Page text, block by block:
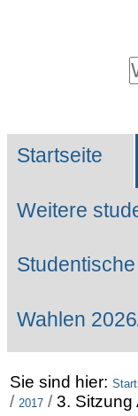
Website
Suche…
Sektionen
Startseite
Weitere
Wahlen
Sie sind hier:
/ 2017 / 3. Sitzung